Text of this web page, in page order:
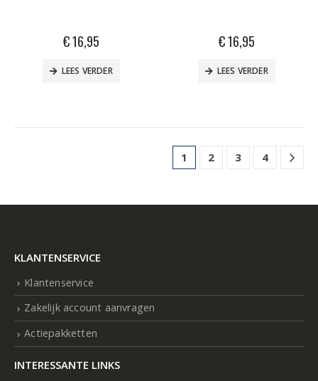
€16,95
LEES VERDER
€16,95
LEES VERDER
1 2 3 4
KLANTENSERVICE
Klantenservice
Zakelijk account aanvragen
Actiepakketten
INTERESSANTE LINKS